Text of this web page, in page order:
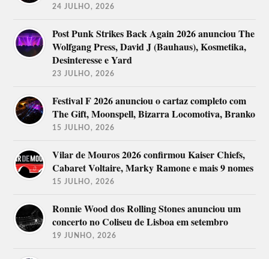
24 JULHO, 2026
Post Punk Strikes Back Again 2026 anunciou The
Wolfgang Press, David J (Bauhaus), Kosmetika,
Desinteresse e Yard
23 JULHO, 2026
Festival F 2026 anunciou o cartaz completo com
The Gift, Moonspell, Bizarra Locomotiva, Branko
15 JULHO, 2026
Vilar de Mouros 2026 confirmou Kaiser Chiefs,
Cabaret Voltaire, Marky Ramone e mais 9 nomes
15 JULHO, 2026
Ronnie Wood dos Rolling Stones anunciou um
concerto no Coliseu de Lisboa em setembro
19 JUNHO, 2026